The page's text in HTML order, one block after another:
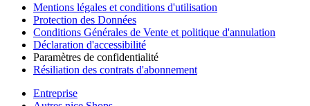
Mentions légales et conditions d'utilisation
Protection des Données
Conditions Générales de Vente et politique d'annulation
Déclaration d'accessibilité
Paramètres de confidentialité
Résiliation des contrats d'abonnement
Entreprise